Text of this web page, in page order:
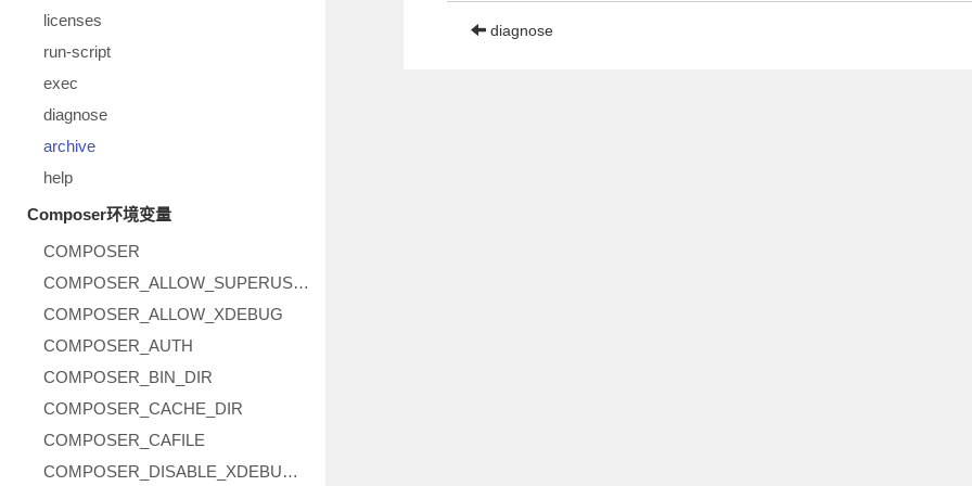
licenses
run-script
exec
diagnose
archive
help
Composer环境变量
COMPOSER
COMPOSER_ALLOW_SUPERUSER
COMPOSER_ALLOW_XDEBUG
COMPOSER_AUTH
COMPOSER_BIN_DIR
COMPOSER_CACHE_DIR
COMPOSER_CAFILE
COMPOSER_DISABLE_XDEBUG_WARN
diagnose